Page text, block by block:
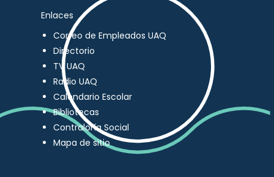
Enlaces
Correo de Empleados UAQ
Directorio
TV UAQ
Radio UAQ
Calendario Escolar
Bibliotecas
Contraloría Social
Mapa de sitio